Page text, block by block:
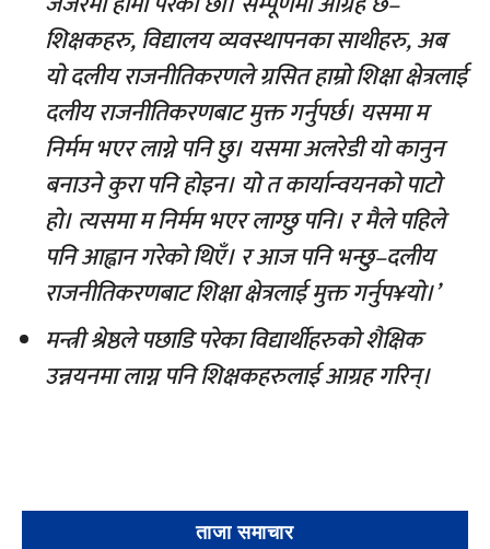
शिक्षकहरु, विद्यालय व्यवस्थापनका साथीहरु, अब
यो दलीय राजनीतिकरणले ग्रसित हाम्रो शिक्षा क्षेत्रलाई
दलीय राजनीतिकरणबाट मुक्त गर्नुपर्छ। यसमा म
निर्मम भएर लाग्ने पनि छु। यसमा अलरेडी यो कानुन
बनाउने कुरा पनि होइन। यो त कार्यान्वयनको पाटो
हो। त्यसमा म निर्मम भएर लाग्छु पनि। र मैले पहिले
पनि आह्वान गरेको थिएँ। र आज पनि भन्छु–दलीय
राजनीतिकरणबाट शिक्षा क्षेत्रलाई मुक्त गर्नुप¥यो।’
मन्त्री श्रेष्ठले पछाडि परेका विद्यार्थीहरुको शैक्षिक
उन्नयनमा लाग्न पनि शिक्षकहरुलाई आग्रह गरिन्।
ताजा समाचार